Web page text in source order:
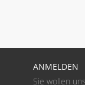
ANMELDEN
Sie wollen